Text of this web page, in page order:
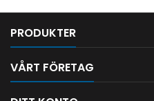
PRODUKTER
VÅRT FÖRETAG